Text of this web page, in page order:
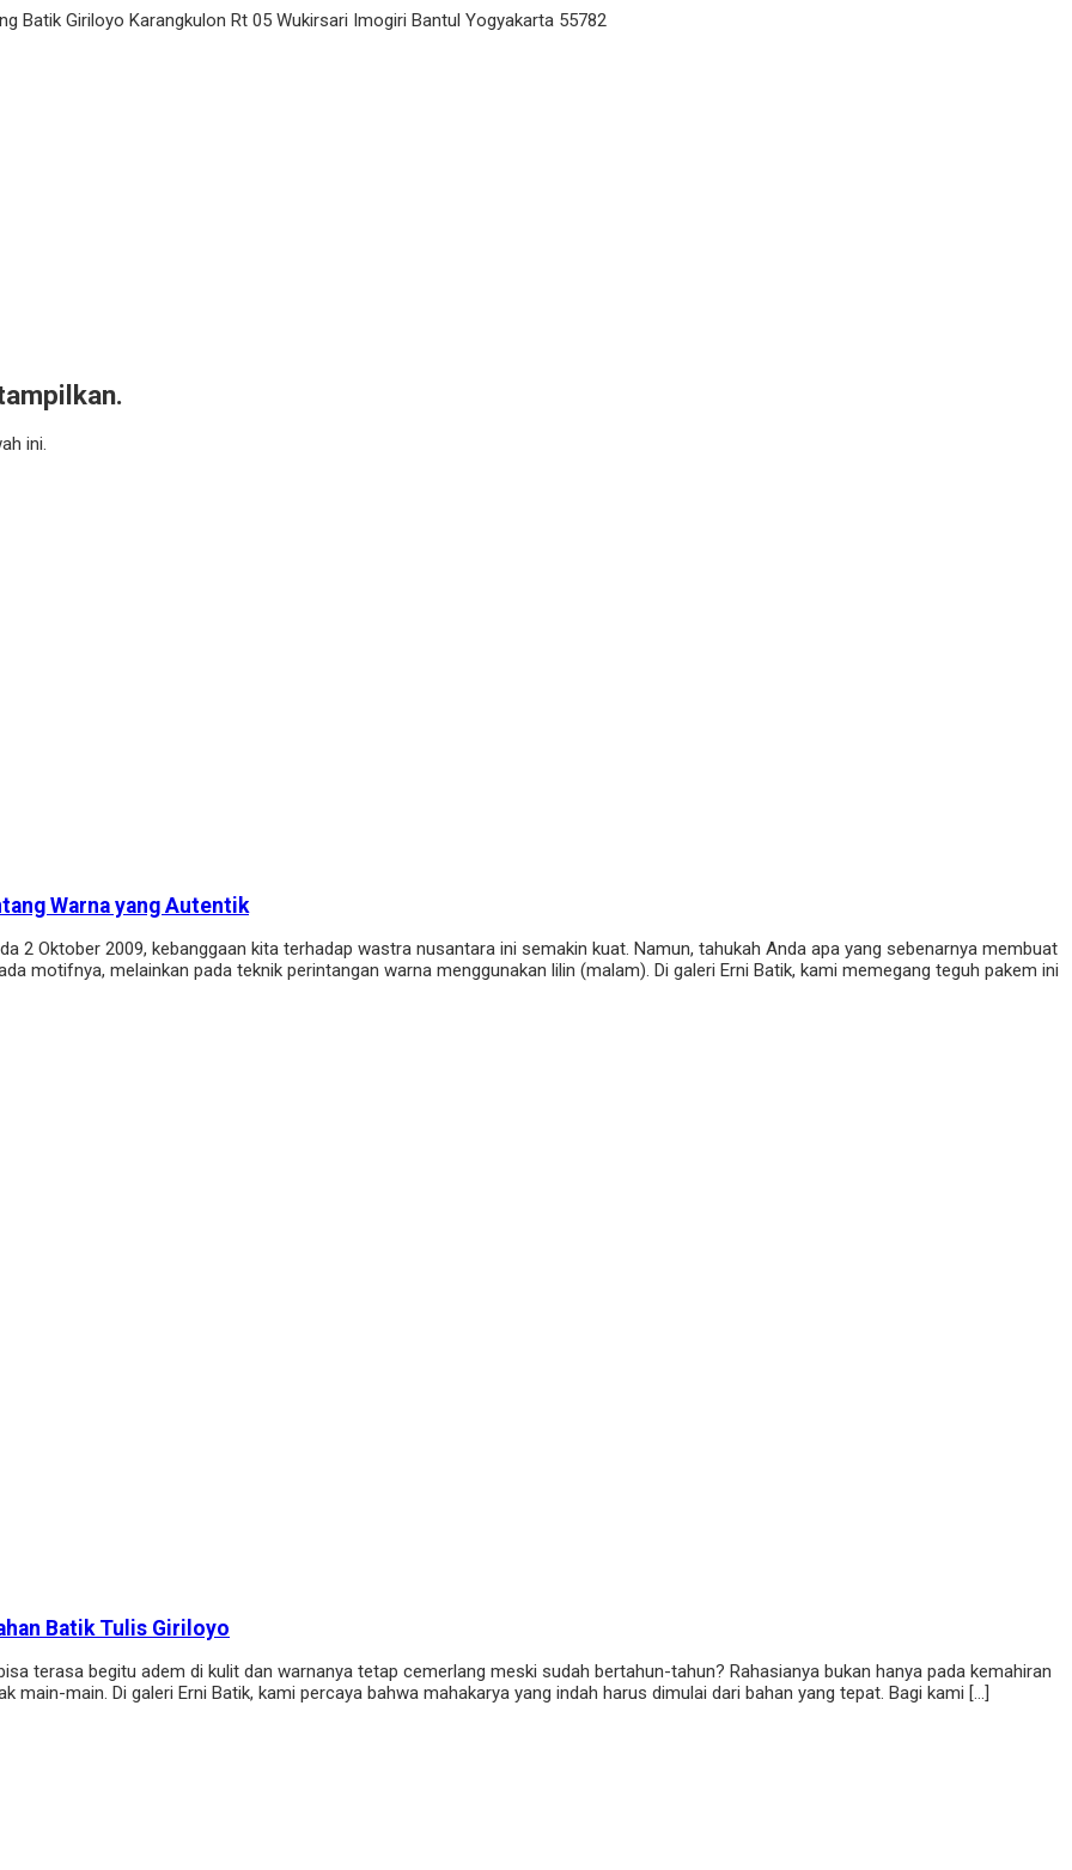
Batik Giriloyo Karangkulon Rt 05 Wukirsari Imogiri Bantul Yogyakarta 55782
ini.
Warna yang Autentik
2 Oktober 2009, kebanggaan kita terhadap wastra nusantara ini semakin kuat. Namun, tahukah Anda apa yang sebenarnya membuat
motifnya, melainkan pada teknik perintangan warna menggunakan lilin (malam). Di galeri Erni Batik, kami memegang teguh pakem ini
Batik Tulis Giriloyo
terasa begitu adem di kulit dan warnanya tetap cemerlang meski sudah bertahun-tahun? Rahasianya bukan hanya pada kemahiran
main-main. Di galeri Erni Batik, kami percaya bahwa mahakarya yang indah harus dimulai dari bahan yang tepat. Bagi kami […]